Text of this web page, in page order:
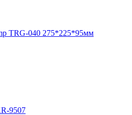
TRG-040 275*225*95мм
9507